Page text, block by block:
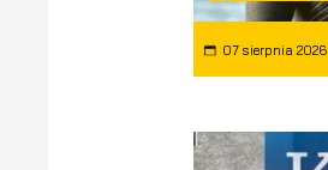
07 sierpnia 2026